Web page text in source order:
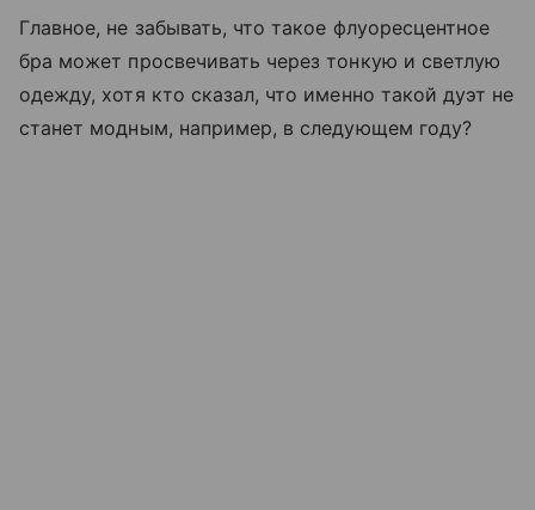
Главное, не забывать, что такое флуоресцентное
бра может просвечивать через тонкую и светлую
одежду, хотя кто сказал, что именно такой дуэт не
станет модным, например, в следующем году?